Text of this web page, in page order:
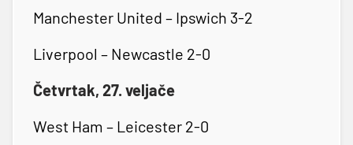
Manchester United – Ipswich 3-2
Liverpool – Newcastle 2-0
Četvrtak, 27. veljače
West Ham – Leicester 2-0